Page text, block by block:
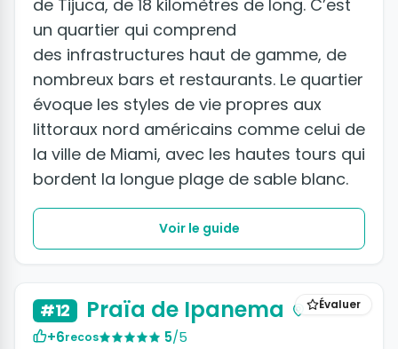
de Tijuca, de 18 kilomètres de long. C’est
un quartier qui comprend
des infrastructures haut de gamme, de
nombreux bars et restaurants. Le quartier
évoque les styles de vie propres aux
littoraux nord américains comme celui de
la ville de Miami, avec les hautes tours qui
bordent la longue plage de sable blanc.
Voir le guide
Évaluer
#12 Praïa de Ipanema
+6recos 5/5